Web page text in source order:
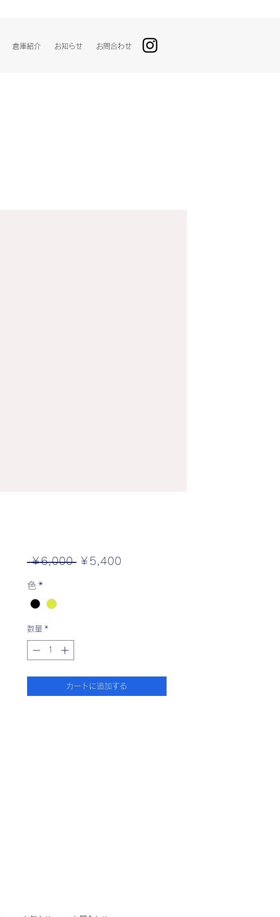
倉庫紹介 お知らせ お問合わせ
￥6,000 通￥5,400セ
色 *
数量 *
カートに追加する